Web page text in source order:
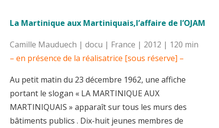
La Martinique aux Martiniquais,l’affaire de l’OJAM
Camille Mauduech | docu | France | 2012 | 120 min
– en présence de la réalisatrice [sous réserve] –
Au petit matin du 23 décembre 1962, une affiche
portant le slogan « LA MARTINIQUE AUX
MARTINIQUAIS » apparaît sur tous les murs des
bâtiments publics . Dix-huit jeunes membres de